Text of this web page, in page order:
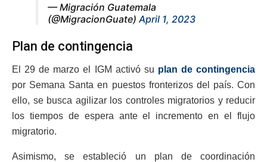
— Migración Guatemala
(@MigracionGuate) April 1, 2023
Plan de contingencia
El 29 de marzo el IGM activó su plan de contingencia
por Semana Santa en puestos fronterizos del país. Con
ello, se busca agilizar los controles migratorios y reducir
los tiempos de espera ante el incremento en el flujo
migratorio.
Asimismo, se estableció un plan de coordinación